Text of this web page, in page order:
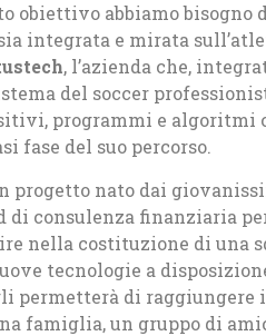
obiettivo abbiamo
integrata e mirata
, l’azienda che,
del soccer
programmi e algoritmi
fase del suo percorso.
progetto nato dai
di consulenza finanziaria
nella costituzione di una
tecnologie a
permetterà di raggiungere
famiglia, un gruppo di